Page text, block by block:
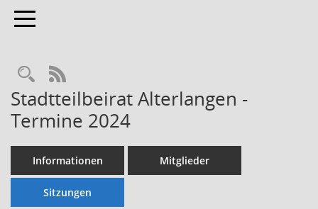
Toggle navigation
Rechercheauswahl
RSS-Feed
Stadtteilbeirat Alterlangen -
Termine 2024
Informationen Mitglieder
Sitzungen